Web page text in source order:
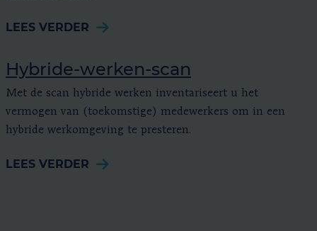
LEES VERDER
Hybride-werken-scan
Met de scan hybride werken inventariseert u het
vermogen van (toekomstige) medewerkers om in een
hybride werkomgeving te presteren.
LEES VERDER